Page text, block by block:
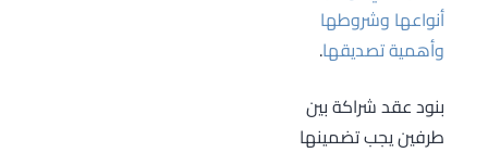
أنواعها وشروطها
وأهمية تصديقها.
بنود عقد شراكة بين
طرفين يجب تضمينها